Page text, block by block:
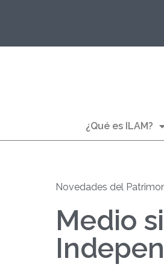
¿Qué es ILAM?
Novedades del
Medio